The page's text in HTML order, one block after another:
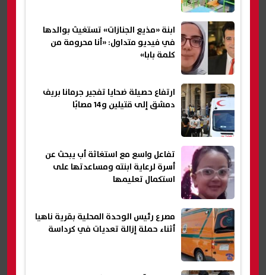
ابنة «مذيع الجنازات» تستغيث بوالدها
في فيديو متداول: «أنا محرومة من
كلمة بابا»
ارتفاع حصيلة ضحايا تفجير جرمانا بريف
دمشق إلى قتيلين و14 مصابًا
تفاعل واسع مع استغاثة أب يبحث عن
أسرة لرعاية ابنته ومساعدتها على
استكمال تعليمها
مصرع رئيس الوحدة المحلية بقرية ناهيا
أثناء حملة إزالة تعديات في كرداسة